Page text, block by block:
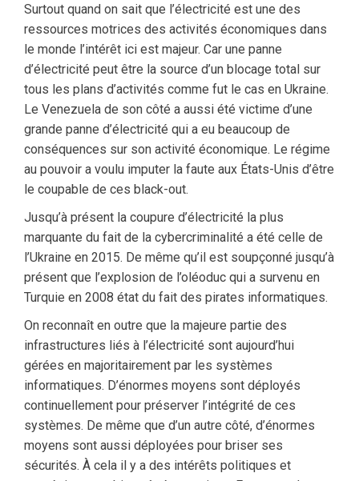
Surtout quand on sait que l’électricité est une des
ressources motrices des activités économiques dans
le monde l’intérêt ici est majeur. Car une panne
d’électricité peut être la source d’un blocage total sur
tous les plans d’activités comme fut le cas en Ukraine.
Le Venezuela de son côté a aussi été victime d’une
grande panne d’électricité qui a eu beaucoup de
conséquences sur son activité économique. Le régime
au pouvoir a voulu imputer la faute aux États-Unis d’être
le coupable de ces black-out.
Jusqu’à présent la coupure d’électricité la plus
marquante du fait de la cybercriminalité a été celle de
l’Ukraine en 2015. De même qu’il est soupçonné jusqu’à
présent que l’explosion de l’oléoduc qui a survenu en
Turquie en 2008 état du fait des pirates informatiques.
On reconnaît en outre que la majeure partie des
infrastructures liés à l’électricité sont aujourd’hui
gérées en majoritairement par les systèmes
informatiques. D’énormes moyens sont déployés
continuellement pour préserver l’intégrité de ces
systèmes. De même que d’un autre côté, d’énormes
moyens sont aussi déployées pour briser ses
sécurités. À cela il y a des intérêts politiques et